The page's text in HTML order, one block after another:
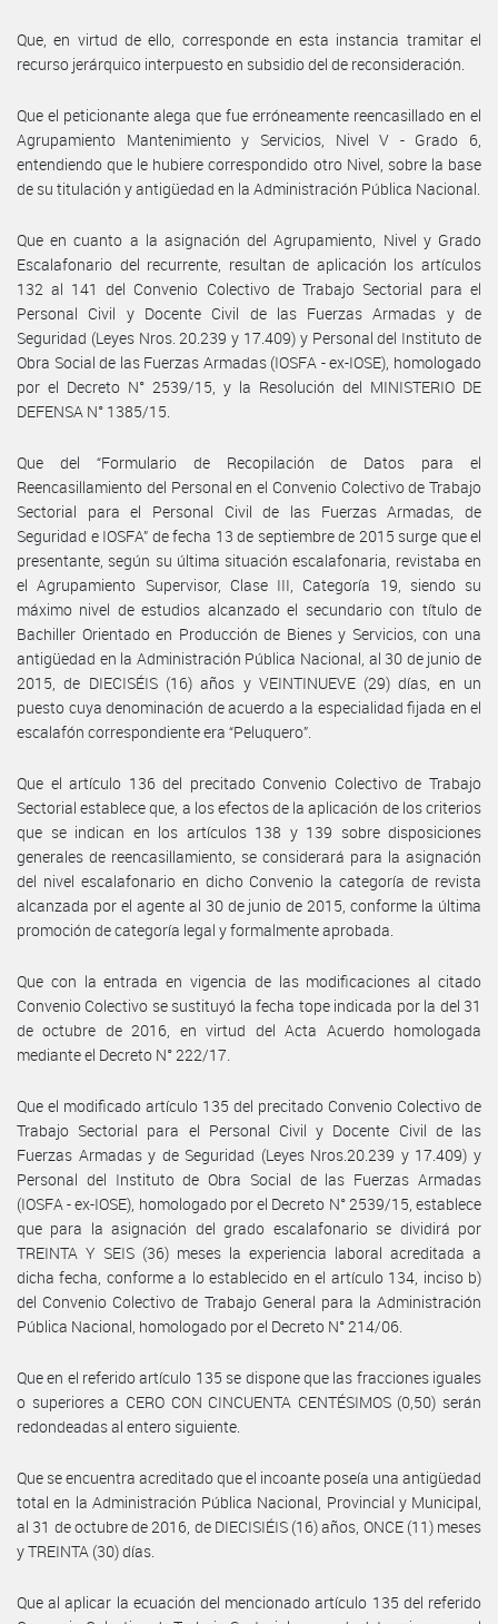
Que, en virtud de ello, corresponde en esta instancia tramitar el
recurso jerárquico interpuesto en subsidio del de reconsideración.
Que el peticionante alega que fue erróneamente reencasillado en el
Agrupamiento Mantenimiento y Servicios, Nivel V - Grado 6,
entendiendo que le hubiere correspondido otro Nivel, sobre la base
de su titulación y antigüedad en la Administración Pública Nacional.
Que en cuanto a la asignación del Agrupamiento, Nivel y Grado
Escalafonario del recurrente, resultan de aplicación los artículos
132 al 141 del Convenio Colectivo de Trabajo Sectorial para el
Personal Civil y Docente Civil de las Fuerzas Armadas y de
Seguridad (Leyes Nros. 20.239 y 17.409) y Personal del Instituto de
Obra Social de las Fuerzas Armadas (IOSFA - ex-IOSE), homologado
por el Decreto N° 2539/15, y la Resolución del MINISTERIO DE
DEFENSA N° 1385/15.
Que del “Formulario de Recopilación de Datos para el
Reencasillamiento del Personal en el Convenio Colectivo de Trabajo
Sectorial para el Personal Civil de las Fuerzas Armadas, de
Seguridad e IOSFA” de fecha 13 de septiembre de 2015 surge que el
presentante, según su última situación escalafonaria, revistaba en
el Agrupamiento Supervisor, Clase III, Categoría 19, siendo su
máximo nivel de estudios alcanzado el secundario con título de
Bachiller Orientado en Producción de Bienes y Servicios, con una
antigüedad en la Administración Pública Nacional, al 30 de junio de
2015, de DIECISÉIS (16) años y VEINTINUEVE (29) días, en un
puesto cuya denominación de acuerdo a la especialidad fijada en el
escalafón correspondiente era “Peluquero”.
Que el artículo 136 del precitado Convenio Colectivo de Trabajo
Sectorial establece que, a los efectos de la aplicación de los criterios
que se indican en los artículos 138 y 139 sobre disposiciones
generales de reencasillamiento, se considerará para la asignación
del nivel escalafonario en dicho Convenio la categoría de revista
alcanzada por el agente al 30 de junio de 2015, conforme la última
promoción de categoría legal y formalmente aprobada.
Que con la entrada en vigencia de las modificaciones al citado
Convenio Colectivo se sustituyó la fecha tope indicada por la del 31
de octubre de 2016, en virtud del Acta Acuerdo homologada
mediante el Decreto N° 222/17.
Que el modificado artículo 135 del precitado Convenio Colectivo de
Trabajo Sectorial para el Personal Civil y Docente Civil de las
Fuerzas Armadas y de Seguridad (Leyes Nros.20.239 y 17.409) y
Personal del Instituto de Obra Social de las Fuerzas Armadas
(IOSFA - ex-IOSE), homologado por el Decreto N° 2539/15, establece
que para la asignación del grado escalafonario se dividirá por
TREINTA Y SEIS (36) meses la experiencia laboral acreditada a
dicha fecha, conforme a lo establecido en el artículo 134, inciso b)
del Convenio Colectivo de Trabajo General para la Administración
Pública Nacional, homologado por el Decreto N° 214/06.
Que en el referido artículo 135 se dispone que las fracciones iguales
o superiores a CERO CON CINCUENTA CENTÉSIMOS (0,50) serán
redondeadas al entero siguiente.
Que se encuentra acreditado que el incoante poseía una antigüedad
total en la Administración Pública Nacional, Provincial y Municipal,
al 31 de octubre de 2016, de DIECISIÉIS (16) años, ONCE (11) meses
y TREINTA (30) días.
Que al aplicar la ecuación del mencionado artículo 135 del referido